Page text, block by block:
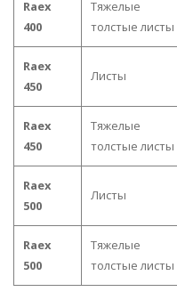
Raex
400
Тяжелые
толстые листы
Raex
450
Листы
Raex
450
Тяжелые
толстые листы
Raex
500
Листы
Raex
500
Тяжелые
толстые листы